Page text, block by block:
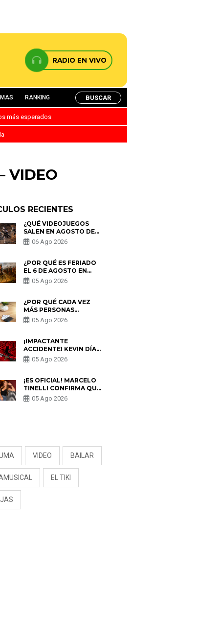
RADIO EN VIVO
RANKING BUSCAR
más esperados
VIDEO
RECIENTES
¿QUÉ VIDEOJUEGOS
SALEN EN AGOSTO DE
2026? ESTOS SON LOS
ESTRENOS MÁS
06 Ago 2026
¿POR QUÉ ES FERIADO
EL 6 DE AGOSTO EN
PERÚ? ESTA ES LA
HISTORIA
05 Ago 2026
¿POR QUÉ CADA VEZ
MÁS PERSONAS
UTILIZAN UNA VPN
PARA PROTEGER SU
05 Ago 2026
¡IMPACTANTE
ACCIDENTE! KEVIN DÍAZ
CAE DESDE OCHO
METROS EN “ESTO ES
PREOCUPACIÓN
05 Ago 2026
¡ES OFICIAL! MARCELO
TINELLI CONFIRMA QUE
REGRESÓ CON MILETT
FIGUEROA: “EL AMOR
05 Ago 2026
VIDEO BAILAR
EL TIKI